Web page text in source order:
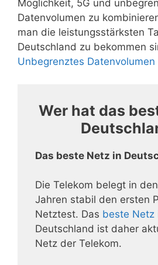
Möglichkeit, 5G und
Datenvolumen zu
man die leistungsstärksten
Deutschland zu bekommen
Unbegrenztes Datenvolumen
Wer hat das
Das beste Netz in
Die Telekom belegt in
Jahren stabil den ersten
Netztest. Das beste Netz
Deutschland ist daher
Netz der Telekom.